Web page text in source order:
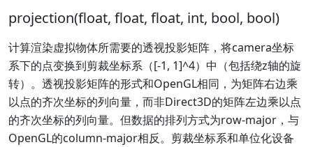
projection(float, float, float, int, bool, bool)
计算渲染虚拟物体所需要的透视投影矩阵，将camera坐标
系下的点变换到剪裁坐标系（[-1, 1]^4）中（包括绕z轴的旋
转）。透视投影矩阵的形式和OpenGL相同，为矩阵右边乘
以点的齐次坐标的列向量，而非Direct3D的矩阵左边乘以点
的齐次坐标的列向量。但数据的排列方式为row-major，与
OpenGL的column-major相反。剪裁坐标系和单位化设备